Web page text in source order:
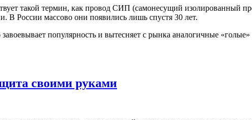
такой термин, как провод СИП (самонесущий изолированный
России массово они появились лишь спустя 30 лет.
популярность и вытесняет с рынка аналогичные
своими руками